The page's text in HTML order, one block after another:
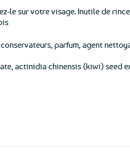
le sur votre visage. Inutile de
parfum, agent
actinidia chinensis (kiwi) seed